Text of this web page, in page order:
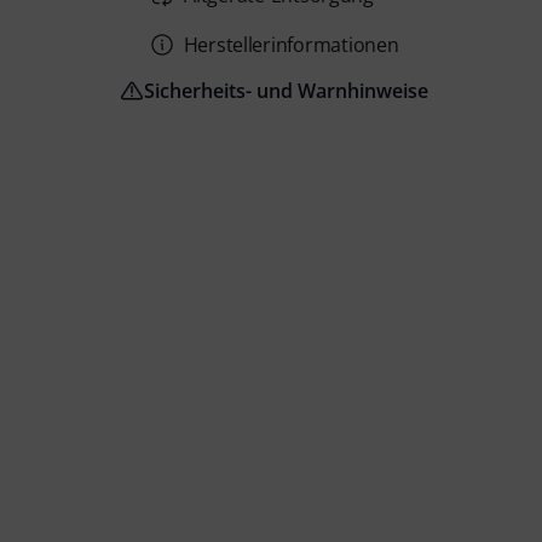
Herstellerinformationen
Sicherheits- und Warnhinweise